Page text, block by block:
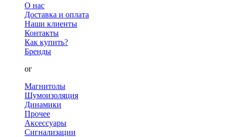
О нас
Доставка и оплата
Наши клиенты
Контакты
Как купить?
Бренды
Каталог
Магнитолы
Шумоизоляция
Динамики
Прочее
Аксессуары
Сигнализации